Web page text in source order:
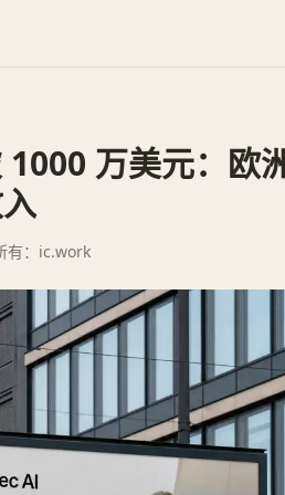
万美元：欧
有：ic.work